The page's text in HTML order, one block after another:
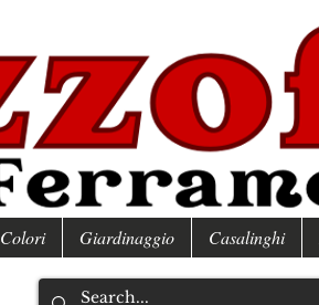
Colori Giardinaggio Casalinghi